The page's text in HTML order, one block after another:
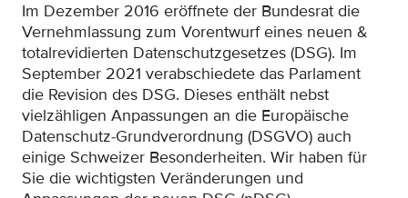
Im Dezember 2016 eröffnete der Bundesrat die
Vernehmlassung zum Vorentwurf eines neuen &
totalrevidierten Datenschutzgesetzes (DSG). Im
September 2021 verabschiedete das Parlament
die Revision des DSG. Dieses enthält nebst
vielzähligen Anpassungen an die Europäische
Datenschutz-Grundverordnung (DSGVO) auch
einige Schweizer Besonderheiten. Wir haben für
Sie die wichtigsten Veränderungen und